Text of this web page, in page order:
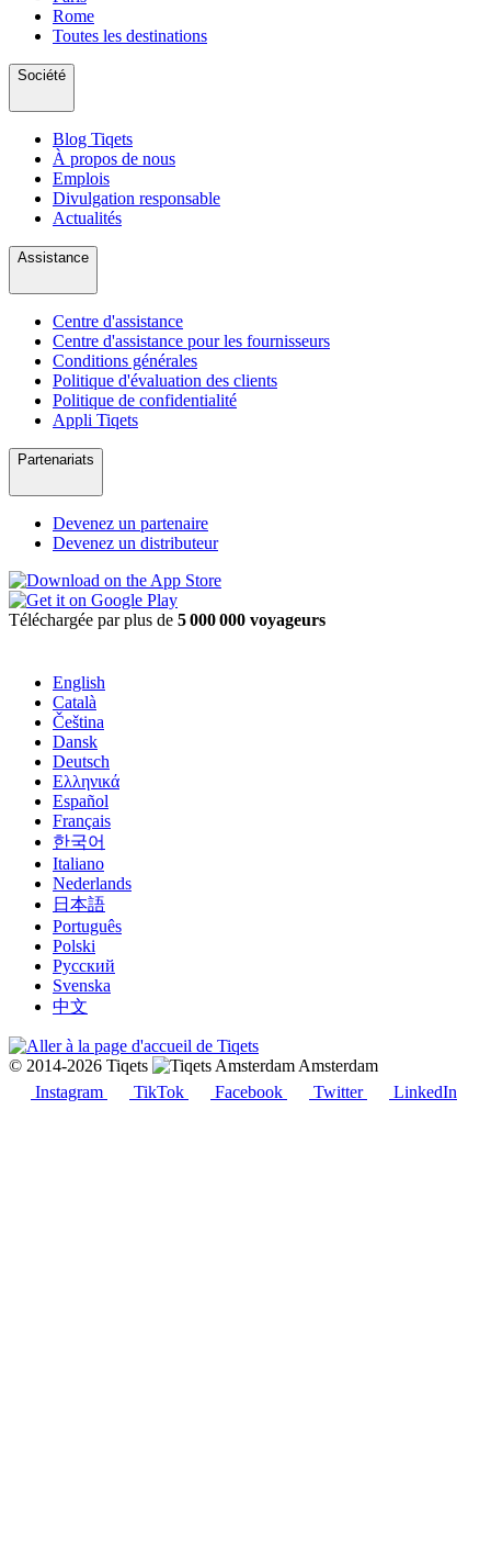
Rome
Toutes les destinations
Société
Blog Tiqets
À propos de nous
Emplois
Divulgation responsable
Actualités
Assistance
Centre d'assistance
Centre d'assistance pour les fournisseurs
Conditions générales
Politique d'évaluation des clients
Politique de confidentialité
Appli Tiqets
Partenariats
Devenez un partenaire
Devenez un distributeur
Téléchargée par plus de 5 000 000 voyageurs
English
Català
Čeština
Dansk
Deutsch
Ελληνικά
Español
Français
한국어
Italiano
Nederlands
日本語
Português
Polski
Русский
Svenska
中文
© 2014-2026 Tiqets
Amsterdam
Instagram
TikTok Facebook Twitter LinkedIn